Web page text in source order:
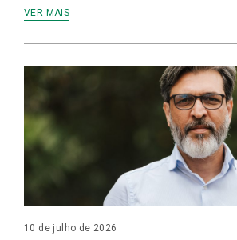
VER MAIS
10 de julho de 2026